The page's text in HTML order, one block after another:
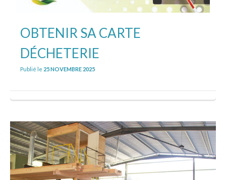
OBTENIR SA CARTE
DÉCHETERIE
Publié le 25 NOVEMBRE 2025